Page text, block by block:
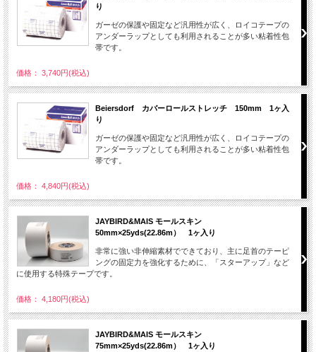
り
ガーゼの保護や固定など汎用性が広く、ロイコテープの
アンダーラップとしても利用されることが多い粘着性包
帯です。
価格： 3,740円(税込)
Beiersdorf カバーロールストレッチ 150mm 1ヶ入
り
ガーゼの保護や固定など汎用性が広く、ロイコテープの
アンダーラップとしても利用されることが多い粘着性包
帯です。
価格： 4,840円(税込)
JAYBIRD&MAIS モールスキン
50mm×25yds(22.86m） 1ヶ入り
非常に強い非伸縮素材でできており、主に足首のテーピ
ングの固定力を強化するために、「スターアップ」など
に使用する特殊テープです。
価格： 4,180円(税込)
JAYBIRD&MAIS モールスキン
75mm×25yds(22.86m） 1ヶ入り